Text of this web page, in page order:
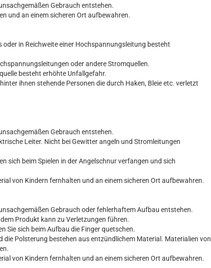
Gebrauch entstehen.
und an einem sicheren Ort aufbewahren.
oder in Reichweite einer Hochspannungsleitung besteht
oder andere Stromquellen.
besteht erhöhte Unfallgefahr.
ihnen stehende Personen die durch Haken, Bleie etc. verletzt
Gebrauch entstehen.
Leiter. Nicht bei Gewitter angeln und Stromleitungen
sich beim Spielen in der Angelschnur verfangen und sich
von Kindern fernhalten und an einem sicheren Ort aufbewahren.
Gebrauch oder fehlerhaftem Aufbau entstehen.
Produkt kann zu Verletzungen führen.
Sie sich beim Aufbau die Finger quetschen.
die Polsterung bestehen aus entzündlichem Material. Materialien von
von Kindern fernhalten und an einem sicheren Ort aufbewahren.